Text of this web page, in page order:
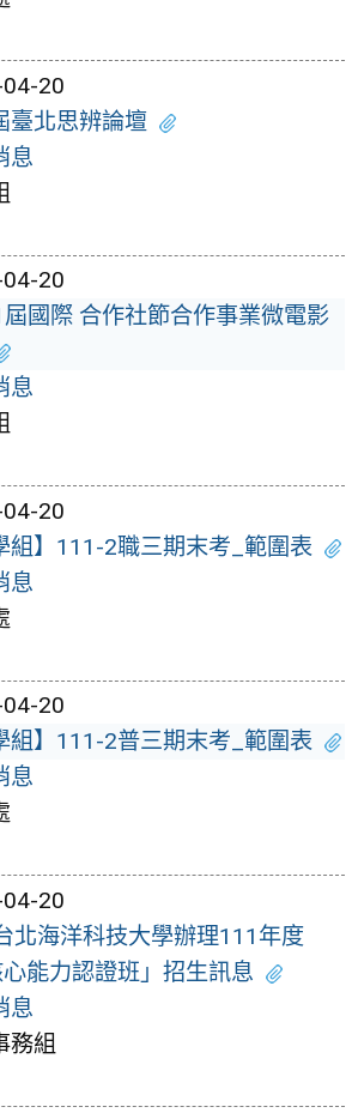
20
臺北思辨論壇
息
20
國際 合作社節合作事業微電影
息
20
組】111-2職三期末考_範圍表
息
20
組】111-2普三期末考_範圍表
息
20
北海洋科技大學辦理111年度
心能力認證班」招生訊息
息
務組